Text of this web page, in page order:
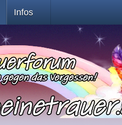
Infos